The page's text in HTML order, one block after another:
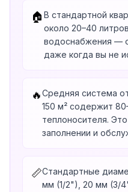
🏠 В стандартной
около 20–40
водоснабжения —
даже когда вы не
🔥Средняя система
150 м² содержит
теплоносителя.
заполнении и
📏Стандартные
мм (1/2"), 20 мм (3/